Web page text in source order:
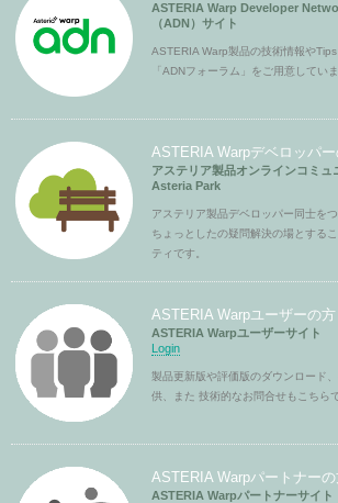
ASTERIA Warp Developer
（ADN）サイト
ASTERIA Warp製品の技術情報や
「ADNフォーラム」をご用意していま
ASTERIA Warpデベロッパ
アステリア製品オンラインコミュ
Asteria Park
アステリア製品デベロッパー同士を
ちょっとしたの疑問解決の場とする
ティです。
ASTERIA Warpユーザーの方
ASTERIA Warpユーザーサイト
Login
製品更新版や評価版のダウンロード
供、また 技術的なお問合せもこちら
ASTERIA Warpパートナー
ASTERIA Warpパートナーサイト